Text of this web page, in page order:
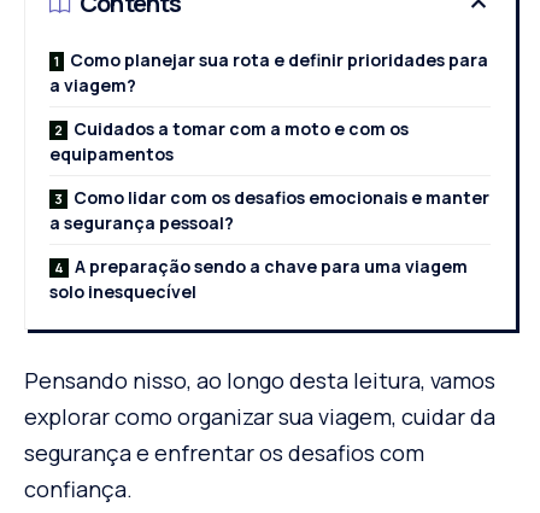
Como planejar sua rota e definir prioridades para
a viagem?
Cuidados a tomar com a moto e com os
equipamentos
Como lidar com os desafios emocionais e manter
a segurança pessoal?
A preparação sendo a chave para uma viagem
solo inesquecível
Pensando nisso, ao longo desta leitura, vamos
explorar como organizar sua viagem, cuidar da
segurança e enfrentar os desafios com
confiança.